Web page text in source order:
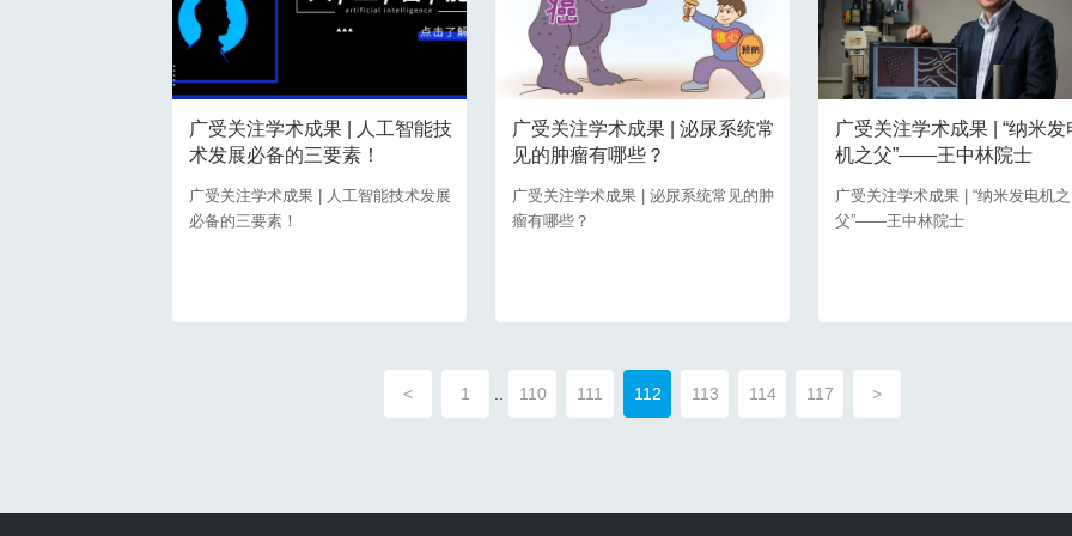
广受关注学术成果 | 人工智能技
术发展必备的三要素！
广受关注学术成果 | 人工智能技术发展
必备的三要素！
广受关注学术成果 | 泌尿系统常
见的肿瘤有哪些？
广受关注学术成果 | 泌尿系统常见的肿
瘤有哪些？
广受关注学术成果 | “纳米发
机之父”——王中林院士
广受关注学术成果 | “纳米发电机之
父”——王中林院士
< 1 110 111 112 113 114 117 >